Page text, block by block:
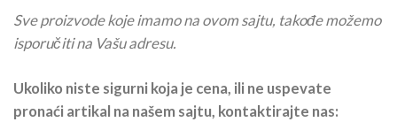
Sve proizvode koje imamo na ovom sajtu, takođe možemo
isporučiti na Vašu adresu.
Ukoliko niste sigurni koja je cena, ili ne uspevate
pronaći artikal na našem sajtu, kontaktirajte nas: